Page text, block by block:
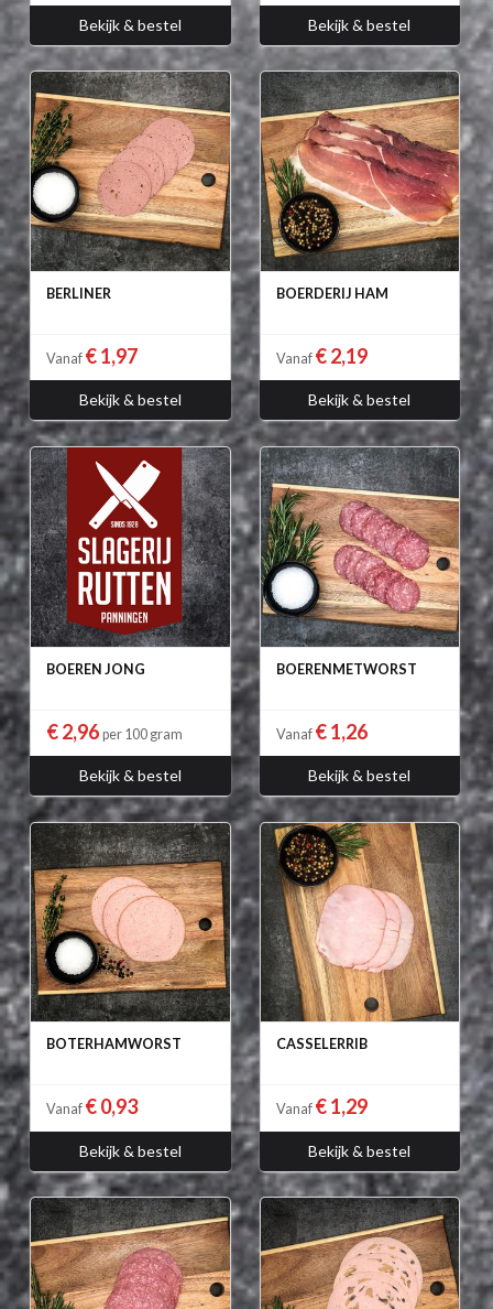
Bekijk & bestel Bekijk & bestel
BERLINER
Vanaf € 1,97
Bekijk & bestel
BOERDERIJ HAM
Vanaf € 2,19
Bekijk & bestel
BOEREN JONG
€ 2,96 per 100 gram
Bekijk & bestel
BOERENMETWORST
Vanaf € 1,26
Bekijk & bestel
BOTERHAMWORST
Vanaf € 0,93
Bekijk & bestel
CASSELERRIB
Vanaf € 1,29
Bekijk & bestel